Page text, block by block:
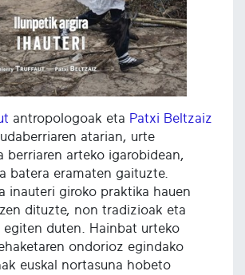
antropologoak eta Patxi Beltzaiz
atarian, urte
berriaren arteko igarobidean,
batera eramaten gaituzte.
inauteri giroko praktika hauen
dituzte, non tradizioak eta
egiten duten. Hainbat urteko
ondorioz egindako
euskal nortasuna hobeto